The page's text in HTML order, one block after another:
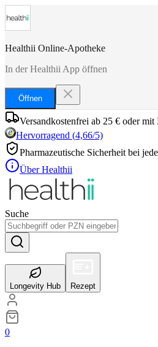
Healthii Online-Apotheke
In der Healthii App öffnen
Öffnen
Versandkostenfrei ab 25 € oder mit
Hervorragend (4,66/5)
Pharmazeutische Sicherheit bei
Über Healthii
Suche
Longevity Hub Rezept
0